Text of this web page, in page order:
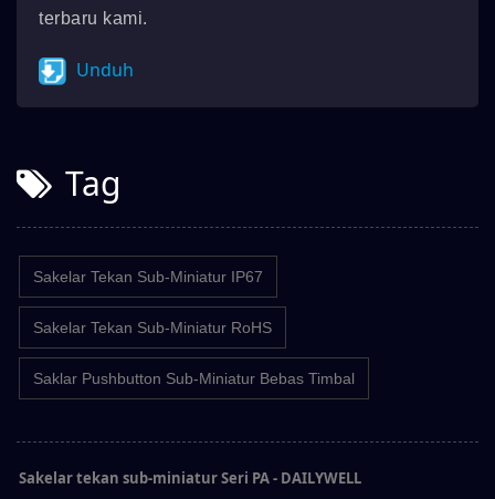
terbaru kami.
Unduh
Tag
Sakelar Tekan Sub-Miniatur IP67
Sakelar Tekan Sub-Miniatur RoHS
Saklar Pushbutton Sub-Miniatur Bebas Timbal
Sakelar tekan sub-miniatur Seri PA - DAILYWELL